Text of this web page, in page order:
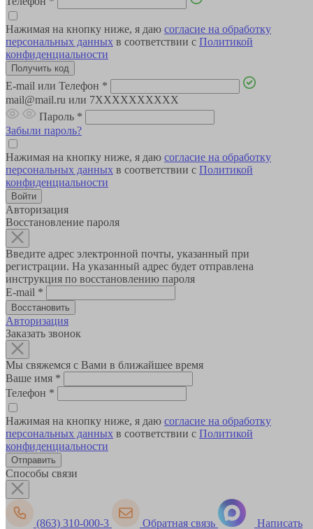
Нажимая на кнопку ниже, я даю согласие на обработку
персональных данных в соответствии с Политикой
конфиденциальности
E-mail или Телефон *
mail@mail.ru или 7XXXXXXXXXX
Пароль *
Забыли пароль?
Нажимая на кнопку ниже, я даю согласие на обработку
персональных данных в соответствии с Политикой
конфиденциальности
Авторизация
Восстановление пароля
Введите адрес электронной почты, указанный при
регистрации. На указанный адрес будет отправлена
инструкция по восстановлению пароля
E-mail *
Авторизация
Заказать звонок
Мы свяжемся с Вами в ближайшее время
Ваше имя *
Телефон *
Нажимая на кнопку ниже, я даю согласие на обработку
персональных данных в соответствии с Политикой
конфиденциальности
Способы связи
(863) 310-000-3 Обратная связь Написать